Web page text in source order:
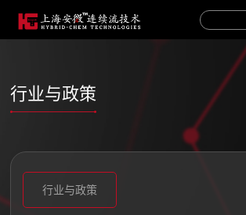
行业与政策
行业与政策